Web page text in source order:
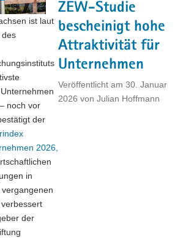
ZEW-Studie
bescheinigt hohe
Attraktivität für
Unternehmen
Veröffentlicht am 30. Januar
2026 von Julian Hoffmann
ist laut
des
noch vor
der
2026,
in
der